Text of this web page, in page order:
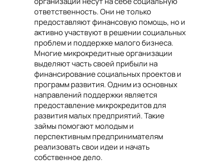
ответственность. Они не только
предоставляют финансовую помощь, но и
активно участвуют в решении социальных
проблем и поддержке малого бизнеса.
Многие микрокредитные организации
выделяют часть своей прибыли на
финансирование социальных проектов и
программ развития. Одним из основных
направлений поддержки является
предоставление микрокредитов для
развития малых предприятий. Такие
займы помогают молодым и
перспективным предпринимателям
реализовать свои идеи и начать
собственное дело.